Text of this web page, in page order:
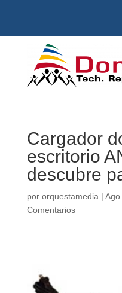
Cargador
escritorio
descubre
por orquestamedia | Ago
Comentarios